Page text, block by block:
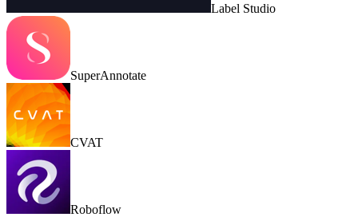
Label Studio
SuperAnnotate
CVAT
Roboflow